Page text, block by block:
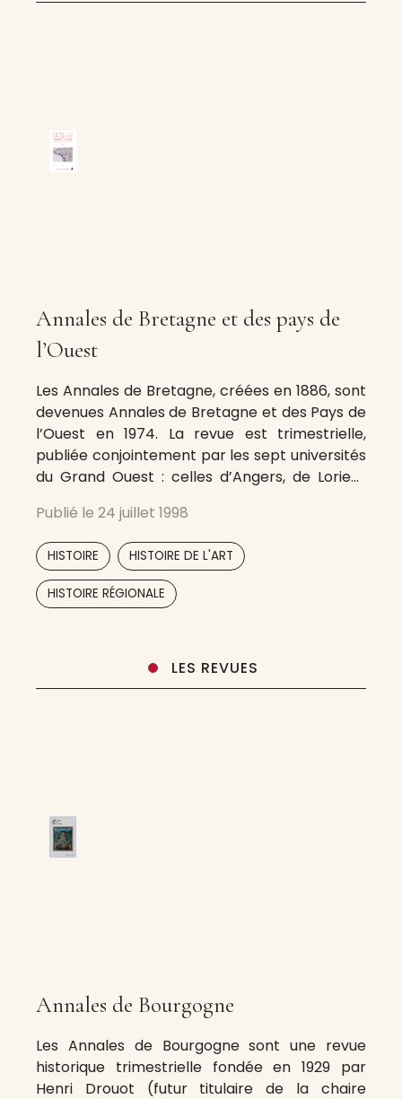
Annales de Bretagne et des pays de
l’Ouest
Les Annales de Bretagne, créées en 1886, sont
devenues Annales de Bretagne et des Pays de
l’Ouest en 1974. La revue est trimestrielle,
publiée conjointement par les sept universités
du Grand Ouest : celles d’Angers, de Lorient
occidentale), du Mans (du Maine), de Nantes,
de Rennes 2 et de Tours (François Rabelais).
Publié le 24 juillet 1998
HISTOIRE HISTOIRE DE L'ART
HISTOIRE RÉGIONALE
LES REVUES
Annales de Bourgogne
Les Annales de Bourgogne sont une revue
historique trimestrielle fondée en 1929 par
Henri Drouot (futur titulaire de la chaire